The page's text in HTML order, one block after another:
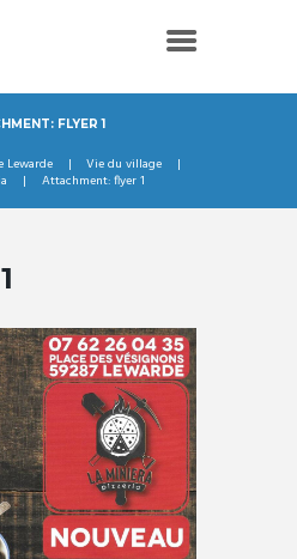
FLYER 1
Lewarde
Vie du village
Attachment: flyer 1